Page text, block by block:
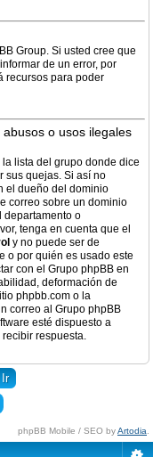
Group. Si usted cree que
de un error, por
recursos para poder
o usos ilegales
lista del grupo donde dice
sus quejas. Si así no
el dueño del dominio
correo sobre un dominio
departamento o
tenga en cuenta que el
y no puede ser de
o por quién es usado este
con el Grupo phpBB en
deformación de
phpbb.com o la
correo al Grupo phpBB
esté dispuesto a
respuesta.
phpBB Mobile / SEO byArtodia